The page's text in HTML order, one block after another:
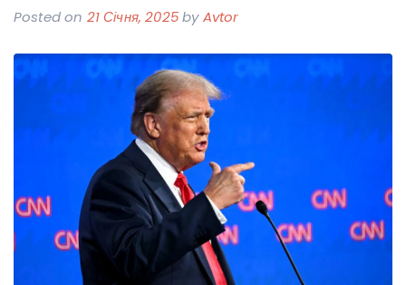
Posted on 21 Січня, 2025byAvtor